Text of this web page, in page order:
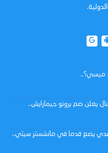
ميسي؟..
يعلن ضم برونو جيمارايش..
يضع قدما في مانشستر سيتي..